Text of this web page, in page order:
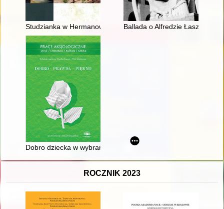
Studzianka w Hermanowej Przylasku : historia kaplicy i
Ballada o Alfredzie Łaszowskim
Dobro dziecka w wybranych pedagogiach zakonnych :
ROCZNIK 2023